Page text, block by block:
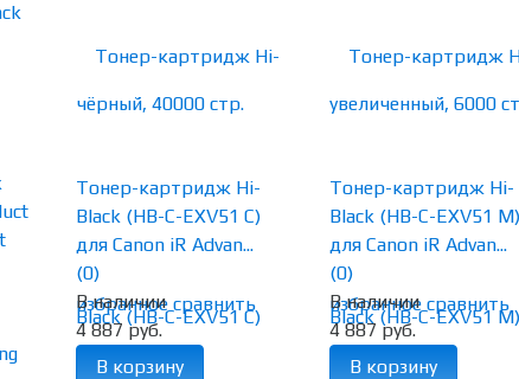
избранное сравнить
Тонер-картридж Hi-
Black (HB-C-EXV51 C)
для Canon iR Advan...
(0)
В наличии
4 887 руб.
В корзину
избранное сравнить
Тонер-картридж Hi-
Black (HB-C-EXV51 M)
для Canon iR Advan...
(0)
В наличии
4 887 руб.
В корзину